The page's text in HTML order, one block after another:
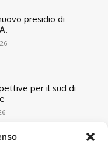
presidio di
per il sud di